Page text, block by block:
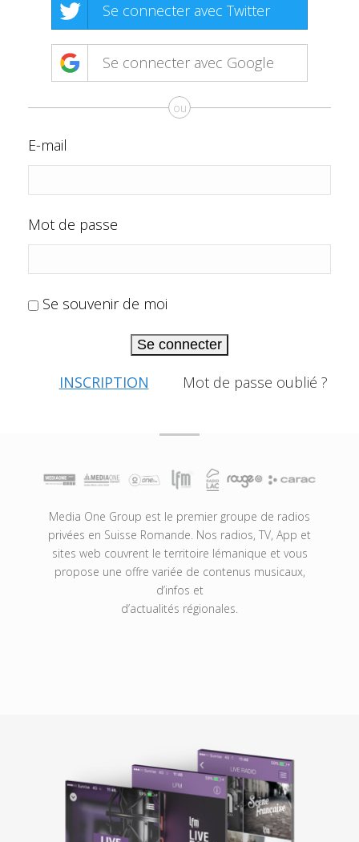
Se connecter avec Twitter
Se connecter avec Google
ou
E-mail
Mot de passe
Se souvenir de moi
Se connecter
INSCRIPTION Mot de passe oublié ?
Media One Group est le premier groupe de radios
privées en Suisse Romande. Nos radios, TV, App et
sites web couvrent le territoire lémanique et vous
propose une offre variée de contenus musicaux,
d’infos et
d’actualités régionales.